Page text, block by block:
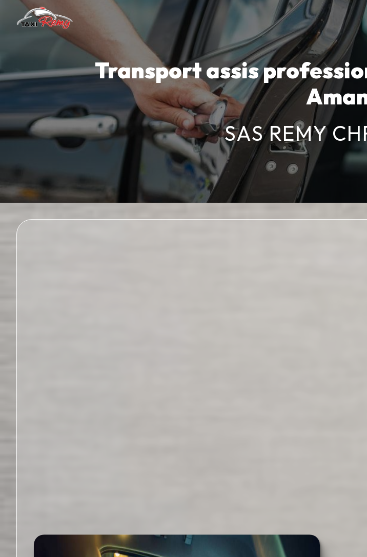
Transport assis
SAS REMY
Panneau de gestion des cookies